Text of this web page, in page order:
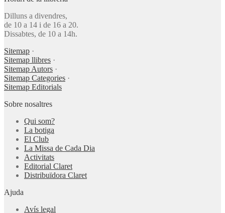
Dilluns a divendres,
de 10 a 14 i de 16 a 20.
Dissabtes, de 10 a 14h.
Sitemap ·
Sitemap llibres ·
Sitemap Autors ·
Sitemap Categories ·
Sitemap Editorials
Sobre nosaltres
Qui som?
La botiga
El Club
La Missa de Cada Dia
Activitats
Editorial Claret
Distribuïdora Claret
Ajuda
Avís legal